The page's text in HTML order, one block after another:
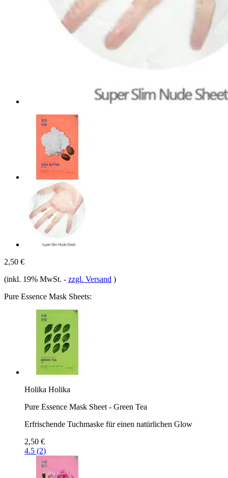
2,50 €
(inkl. 19% MwSt. - zzgl. Versand )
Pure Essence Mask Sheets:
Holika Holika
Pure Essence Mask Sheet - Green Tea
Erfrischende Tuchmaske für einen natürlichen Glow
2,50 €
4.5 (2)